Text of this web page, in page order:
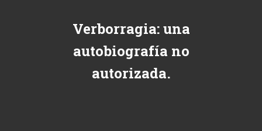
Verborragia: una
autobiografía no
autorizada.